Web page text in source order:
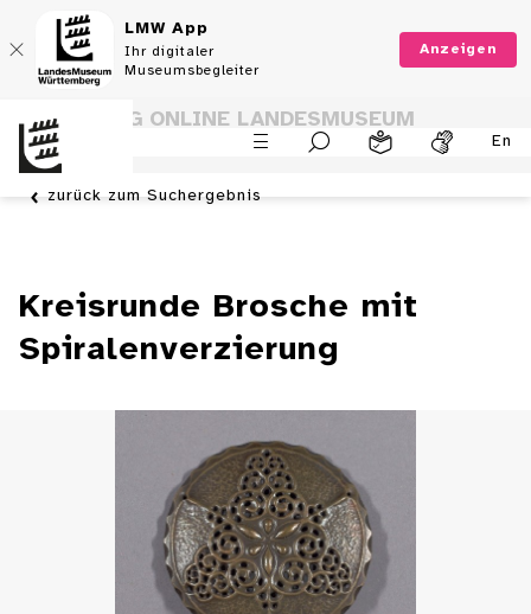
LMW App
Ihr digitaler
Museumsbegleiter
Anzeigen
En
SAMMLUNG ONLINE LANDESMUSEUM
WÜRTTEMBERG
zurück zum Suchergebnis
Kreisrunde Brosche mit
Spiralenverzierung